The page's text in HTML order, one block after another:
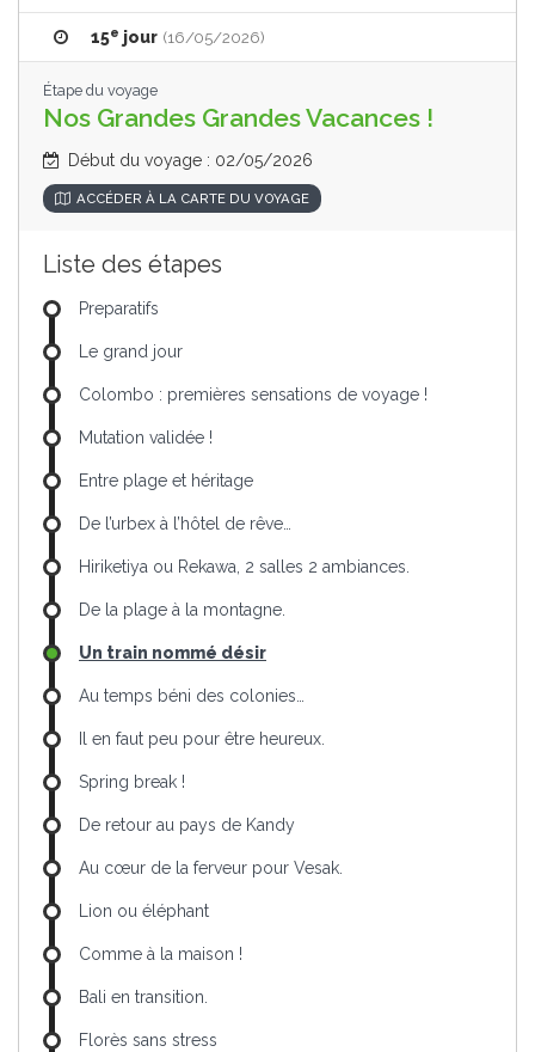
15e jour (16/05/2026)
Étape du voyage
Nos Grandes Grandes Vacances !
Début du voyage : 02/05/2026
ACCÉDER À LA CARTE DU VOYAGE
Liste des étapes
Preparatifs
Le grand jour
Colombo : premières sensations de voyage !
Mutation validée !
Entre plage et héritage
De l’urbex à l’hôtel de rêve…
Hiriketiya ou Rekawa, 2 salles 2 ambiances.
De la plage à la montagne.
Un train nommé désir
Au temps béni des colonies…
Il en faut peu pour être heureux.
Spring break !
De retour au pays de Kandy
Au cœur de la ferveur pour Vesak.
Lion ou éléphant
Comme à la maison !
Bali en transition.
Florès sans stress